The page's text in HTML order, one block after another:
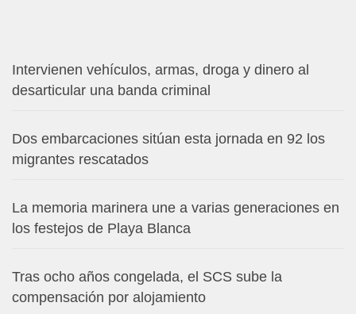
Intervienen vehículos, armas, droga y dinero al
desarticular una banda criminal
Dos embarcaciones sitúan esta jornada en 92 los
migrantes rescatados
La memoria marinera une a varias generaciones en
los festejos de Playa Blanca
Tras ocho años congelada, el SCS sube la
compensación por alojamiento